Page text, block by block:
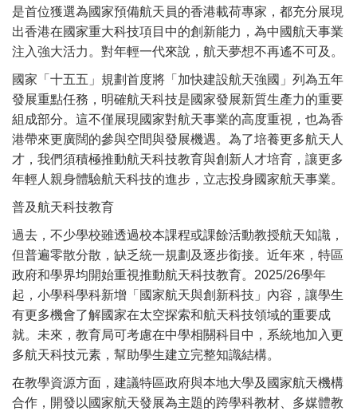
是首位獲選為國家預備航天員的香港載荷專家，都充分展現
出香港在國家重大科技項目中的創新能力，為中國航天事業
注入強大活力。對年輕一代來說，航天夢想不再遙不可及。
國家「十五五」規劃首度將「加快建設航天強國」列為五年
發展重點任務，明確航天科技是國家發展新質生產力的重要
組成部分。這不僅展現國家對航天事業的高度重視，也為香
港帶來更廣闊的參與空間與發展機遇。為了培養更多航天人
才，我們須積極推動航天科技教育與創新人才培育，讓更多
年輕人親身體驗航天科技的進步，立志投身國家航天事業。
普及航天科技教育
過去，不少學校雖透過校本課程或課餘活動教授航天知識，
但普遍零散分散，缺乏統一規劃及逐步銜接。近年來，特區
政府和學界均開始重視推動航天科技教育。2025/26學年
起，小學科學科新增「國家航天與創新科技」內容，讓學生
有更多機會了解國家在太空探索和航天科技領域的重要成
就。未來，教育局可考慮在中學相關科目中，系統地加入更
多航天科技元素，幫助學生建立完整知識結構。
在教學資源方面，建議特區政府與本地大學及國家航天機構
合作，開發以國家航天發展為主題的跨學科教材、多媒體教